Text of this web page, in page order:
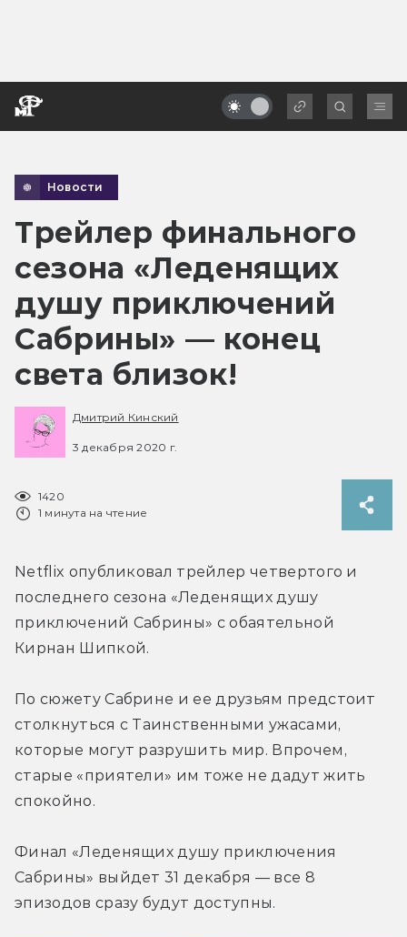
Новости
Трейлер финального
сезона «Леденящих
душу приключений
Сабрины» — конец
света близок!
Дмитрий Кинский
3 декабря 2020 г.
1420
1 минута на чтение
Netflix опубликовал трейлер четвертого и
последнего сезона «Леденящих душу
приключений Сабрины» с обаятельной
Кирнан Шипкой.
По сюжету Сабрине и ее друзьям предстоит
столкнуться с Таинственными ужасами,
которые могут разрушить мир. Впрочем,
старые «приятели» им тоже не дадут жить
спокойно.
Финал «Леденящих душу приключения
Сабрины» выйдет 31 декабря — все 8
эпизодов сразу будут доступны.